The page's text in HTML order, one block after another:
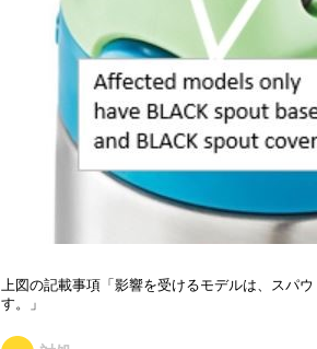
上図の記載事項「影響を受けるモデルは、スパ
す。」